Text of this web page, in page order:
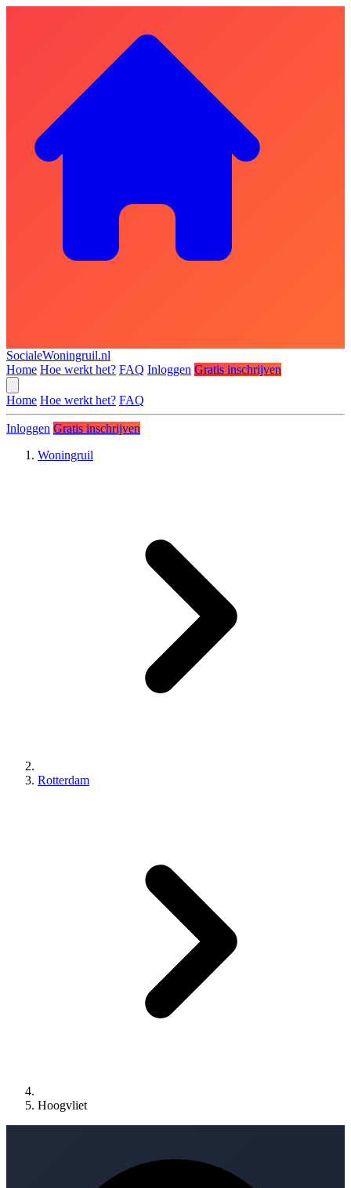
SocialeWoningruil.nl
Home Hoe werkt het? FAQ Inloggen Gratis inschrijven
Home Hoe werkt het? FAQ
Inloggen Gratis inschrijven
Woningruil
Rotterdam
Hoogvliet